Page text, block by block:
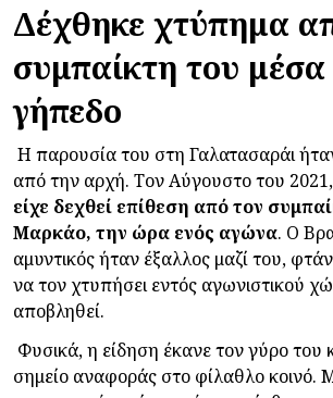
Δέχθηκε χτύπημα
συμπαίκτη του μέσα
γήπεδο
Η παρουσία του στη Γαλατασαράι
από την αρχή. Τον Αύγουστο του
είχε δεχθεί επίθεση από τον
Μαρκάο, την ώρα ενός αγώνα. Ο
αμυντικός ήταν έξαλλος μαζί του,
να τον χτυπήσει εντός αγωνιστικού
αποβληθεί.
Φυσικά, η είδηση έκανε τον γύρο του
σημείο αναφοράς στο φίλαθλο κοινό.